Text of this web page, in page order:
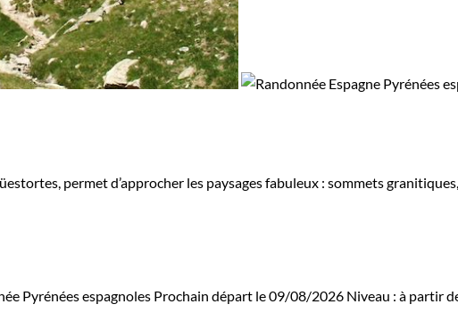
permet d’approcher les paysages fabuleux : sommets
Pyrénées espagnoles Prochain départ le 09/08/2026 Niveau : à partir